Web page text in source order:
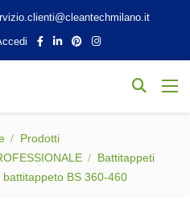
Prodotti
Battitappeti
BS 360-460